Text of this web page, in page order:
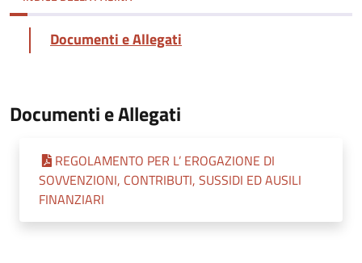
Documenti e Allegati
Documenti e Allegati
REGOLAMENTO PER L’ EROGAZIONE DI
SOVVENZIONI, CONTRIBUTI, SUSSIDI ED AUSILI
FINANZIARI